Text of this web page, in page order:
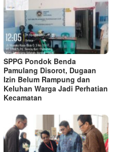
SPPG Pondok Benda
Pamulang Disorot, Dugaan
Izin Belum Rampung dan
Keluhan Warga Jadi Perhatian
Kecamatan